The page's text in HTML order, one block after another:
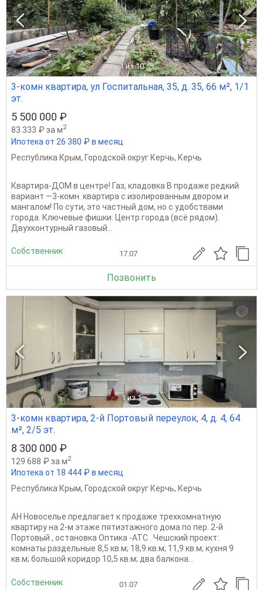
1 из 10
3-комн квартира, ул Госпитальная, 35, д. 35, 66 м², 1/1
эт.
5 500 000 ₽
83 333 ₽ за м2
Ипотека от 26 380 ₽ в месяц
Республика Крым, Городской округ Керчь, Керчь
Квартира-ДОМ в центре! Газ, кладовка В продаже редкий
вариант —3-комн. квартира с изолированным двором и
мангалом! По сути, это частный дом, но с удобствами
города. Ключевые фишки: Центр города (всё рядом).
Двухконтурный газовый...
Собственник 17.07
Позвонить
1 из 1
3-комн квартира, 2-й Портовый переулок, 4, д. 4, 64
м², 2/5 эт.
8 300 000 ₽
129 688 ₽ за м2
Ипотека от 18 444 ₽ в месяц
Республика Крым, Городской округ Керчь, Керчь
АН Новоселье предлагает к продаже трехкомнатную
квартиру на 2-м этаже пятиэтажного дома по пер. 2-й
Портовый , остановка Оптика -АТС . Чешский проект:
комнаты раздельные 8,5 кв.м; 18,9 кв.м; 11,9 кв.м; кухня 9
кв.м; большой коридор 10,5 кв.м; два балкона...
Собственник 01.07